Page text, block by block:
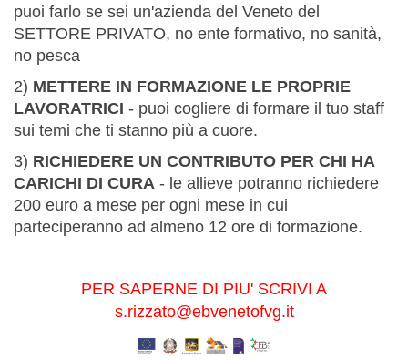
puoi farlo se sei un'azienda del Veneto del
SETTORE PRIVATO, no ente formativo, no sanità,
no pesca
2) METTERE IN FORMAZIONE LE PROPRIE
LAVORATRICI - puoi cogliere di formare il tuo staff
sui temi che ti stanno più a cuore.
3) RICHIEDERE UN CONTRIBUTO PER CHI HA
CARICHI DI CURA - le allieve potranno richiedere
200 euro a mese per ogni mese in cui
parteciperanno ad almeno 12 ore di formazione.
PER SAPERNE DI PIU' SCRIVI A
s.rizzato@ebvenetofvg.it